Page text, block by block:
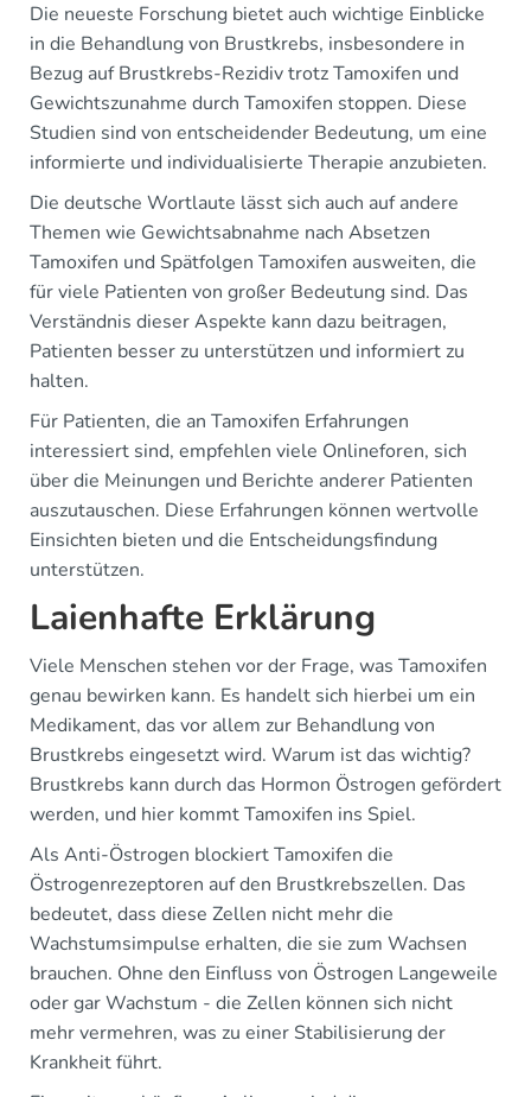
Die neueste Forschung bietet auch wichtige Einblicke
in die Behandlung von Brustkrebs, insbesondere in
Bezug auf Brustkrebs-Rezidiv trotz Tamoxifen und
Gewichtszunahme durch Tamoxifen stoppen. Diese
Studien sind von entscheidender Bedeutung, um eine
informierte und individualisierte Therapie anzubieten.
Die deutsche Wortlaute lässt sich auch auf andere
Themen wie Gewichtsabnahme nach Absetzen
Tamoxifen und Spätfolgen Tamoxifen ausweiten, die
für viele Patienten von großer Bedeutung sind. Das
Verständnis dieser Aspekte kann dazu beitragen,
Patienten besser zu unterstützen und informiert zu
halten.
Für Patienten, die an Tamoxifen Erfahrungen
interessiert sind, empfehlen viele Onlineforen, sich
über die Meinungen und Berichte anderer Patienten
auszutauschen. Diese Erfahrungen können wertvolle
Einsichten bieten und die Entscheidungsfindung
unterstützen.
Laienhafte Erklärung
Viele Menschen stehen vor der Frage, was Tamoxifen
genau bewirken kann. Es handelt sich hierbei um ein
Medikament, das vor allem zur Behandlung von
Brustkrebs eingesetzt wird. Warum ist das wichtig?
Brustkrebs kann durch das Hormon Östrogen gefördert
werden, und hier kommt Tamoxifen ins Spiel.
Als Anti-Östrogen blockiert Tamoxifen die
Östrogenrezeptoren auf den Brustkrebszellen. Das
bedeutet, dass diese Zellen nicht mehr die
Wachstumsimpulse erhalten, die sie zum Wachsen
brauchen. Ohne den Einfluss von Östrogen Langeweile
oder gar Wachstum - die Zellen können sich nicht
mehr vermehren, was zu einer Stabilisierung der
Krankheit führt.